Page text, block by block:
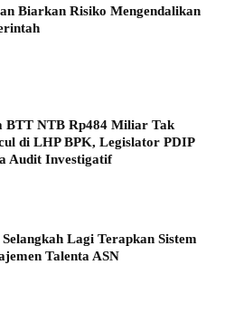
Biarkan Risiko Mengendalikan
BTT NTB Rp484 Miliar Tak
di LHP BPK, Legislator PDIP
Audit Investigatif
Lagi Terapkan Sistem
Talenta ASN